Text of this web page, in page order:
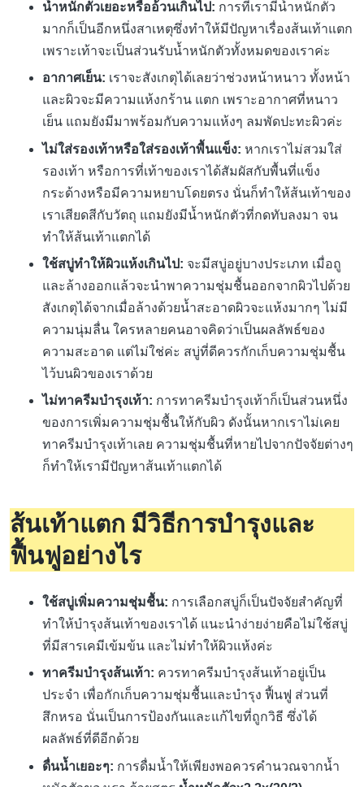
น้ำหนักตัวเยอะหรืออ้วนเกินไป: การที่เรามีน้ำหนักตัว
มากก็เป็นอีกหนึ่งสาเหตุซึ่งทำให้มีปัญหาเรื่องส้นเท้าแตก
เพราะเท้าจะเป็นส่วนรับน้ำหนักตัวทั้งหมดของเราค่ะ
อากาศเย็น: เราจะสังเกตุได้เลยว่าช่วงหน้าหนาว ทั้งหน้า
และผิวจะมีความแห้งกร้าน แตก เพราะอากาศที่หนาว
เย็น แถมยังมีมาพร้อมกับความแห้งๆ ลมพัดปะทะผิวค่ะ
ไม่ใส่รองเท้าหรือใส่รองเท้าพื้นแข็ง: หากเราไม่สวมใส่
รองเท้า หรือการที่เท้าของเราได้สัมผัสกับพื้นที่แข็ง
กระด้างหรือมีความหยาบโดยตรง นั่นก็ทำให้ส้นเท้าของ
เราเสียดสีกับวัตถุ แถมยังมีน้ำหนักตัวที่กดทับลงมา จน
ทำให้ส้นเท้าแตกได้
ใช้สบู่ทำให้ผิวแห้งเกินไป: จะมีสบู่อยู่บางประเภท เมื่อถู
และล้างออกแล้วจะนำพาความชุ่มชื้นออกจากผิวไปด้วย
สังเกตุได้จากเมื่อล้างด้วยน้ำสะอาดผิวจะแห้งมากๆ ไม่มี
ความนุ่มลื่น ใครหลายคนอาจคิดว่าเป็นผลลัพธ์ของ
ความสะอาด แต่ไม่ใช่ค่ะ สบู่ที่ดีควรกักเก็บความชุ่มชื้น
ไว้บนผิวของเราด้วย
ไม่ทาครีมบำรุงเท้า: การทาครีมบำรุงเท้าก็เป็นส่วนหนึ่ง
ของการเพิ่มความชุ่มชื้นให้กับผิว ดังนั้นหากเราไม่เคย
ทาครีมบำรุงเท้าเลย ความชุ่มชื้นที่หายไปจากปัจจัยต่างๆ
ก็ทำให้เรามีปัญหาส้นเท้าแตกได้
ส้นเท้าแตก มีวิธีการบำรุงและ
ฟื้นฟูอย่างไร
ใช้สบู่เพิ่มความชุ่มชื้น: การเลือกสบู่ก็เป็นปัจจัยสำคัญที่
ทำให้บำรุงส้นเท้าของเราได้ แนะนำง่ายง่ายคือไม่ใช้สบู่
ที่มีสารเคมีเข้มข้น และไม่ทำให้ผิวแห้งค่ะ
ทาครีมบำรุงส้นเท้า: ควรทาครีมบำรุงส้นเท้าอยู่เป็น
ประจำ เพื่อกักเก็บความชุ่มชื้นและบำรุง ฟื้นฟู ส่วนที่
สึกหรอ นั่นเป็นการป้องกันและแก้ไขที่ถูกวิธี ซึ่งได้
ผลลัพธ์ที่ดีอีกด้วย
ดื่นน้ำเยอะๆ: การดื่มน้ำให้เพียงพอควรคำนวณจากน้ำ